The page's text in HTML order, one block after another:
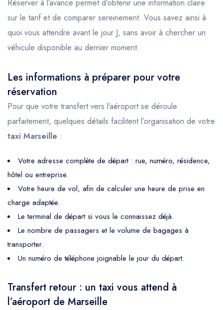
Réserver à l’avance permet d’obtenir une information claire
sur le tarif et de comparer sereinement. Vous savez ainsi à
quoi vous attendre avant le jour J, sans avoir à chercher un
véhicule disponible au dernier moment.
Les informations à préparer pour votre
réservation
Pour que votre transfert vers l’aéroport se déroule
parfaitement, quelques détails facilitent l’organisation de votre
taxi Marseille :
Votre adresse complète de départ : rue, numéro, résidence,
hôtel ou entreprise.
Votre heure de vol, afin de calculer une heure de prise en
charge adaptée.
Le terminal de départ si vous le connaissez déjà.
Le nombre de passagers et le volume de bagages à
transporter.
Un numéro de téléphone joignable le jour du départ.
Transfert retour : un taxi vous attend à
l’aéroport de Marseille